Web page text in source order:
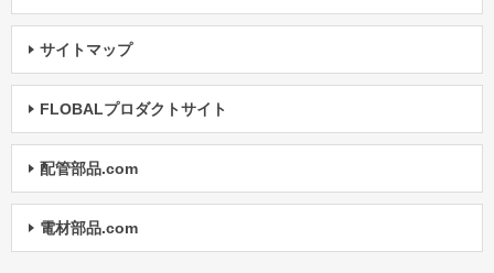
サイトマップ
FLOBALプロダクトサイト
配管部品.com
電材部品.com